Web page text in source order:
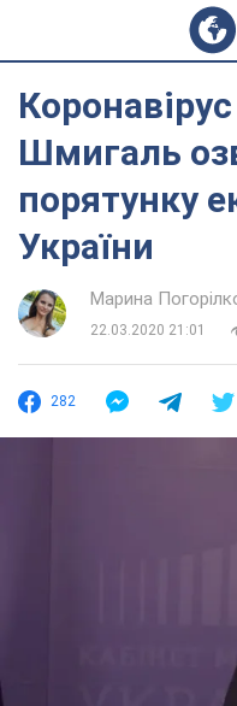
Шмигаль
порятунку
України
Марина
22.03.2020 21:01
282